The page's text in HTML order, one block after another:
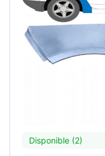
Disponible (2)